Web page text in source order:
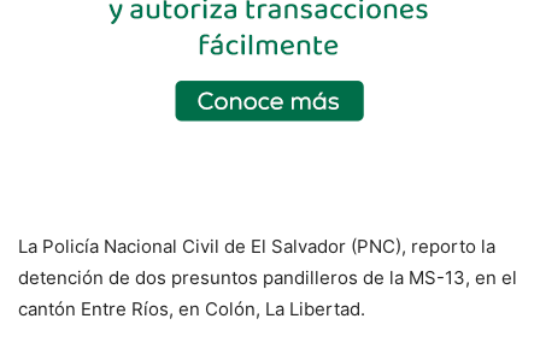
La Policía Nacional Civil de El Salvador (PNC), reporto la
detención de dos presuntos pandilleros de la MS-13, en el
cantón Entre Ríos, en Colón, La Libertad.